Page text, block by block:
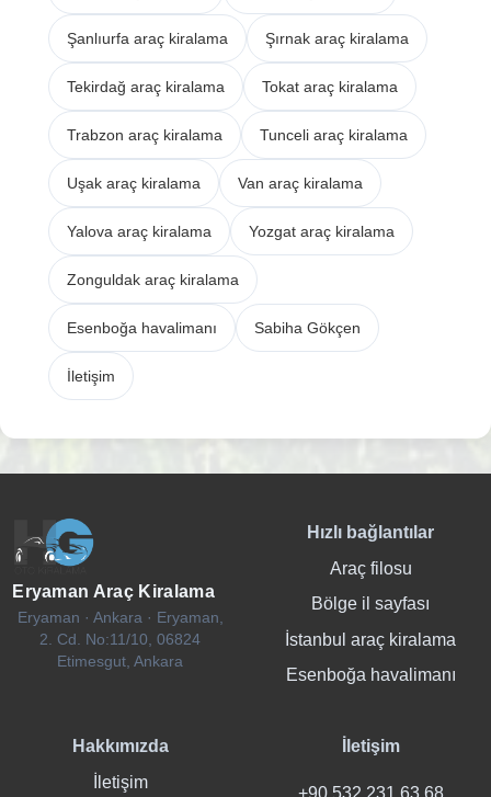
Şanlıurfa araç kiralama Şırnak araç kiralama
Tekirdağ araç kiralama Tokat araç kiralama
Trabzon araç kiralama Tunceli araç kiralama
Uşak araç kiralama Van araç kiralama
Yalova araç kiralama Yozgat araç kiralama
Zonguldak araç kiralama
Esenboğa havalimanı Sabiha Gökçen
İletişim
Eryaman Araç Kiralama
Eryaman · Ankara · Eryaman,
2. Cd. No:11/10, 06824
Etimesgut, Ankara
Hızlı bağlantılar
Araç filosu
Bölge il sayfası
İstanbul araç kiralama
Esenboğa havalimanı
Hakkımızda
İletişim
İletişim
+90 532 231 63 68